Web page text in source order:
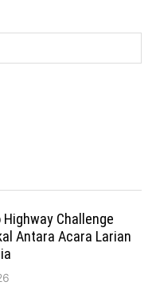
Challenge
Antara Acara Larian